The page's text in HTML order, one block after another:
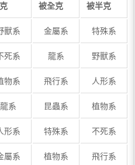
被全克 被半克
獸系 金屬系 特殊系
死系 龍系 野獸系
物系 飛行系 人形系
龍系 昆蟲系 植物系
形系 特殊系 不死系
屬系 植物系 飛行系